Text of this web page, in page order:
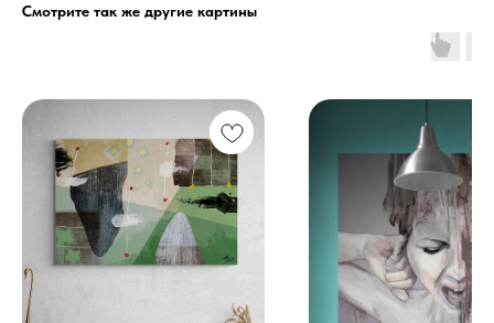
Смотрите так же другие картины
Дизайн мастерская RIDS2.0®
Москва - производство картин
на холсте ( Москва,
Полимерная дом 8 \ ПН-ПТ 9-
18 | СБ 10-16 \ Посещение — по
Сочи - Производство дверей и
мебели (Доставка по РФ )